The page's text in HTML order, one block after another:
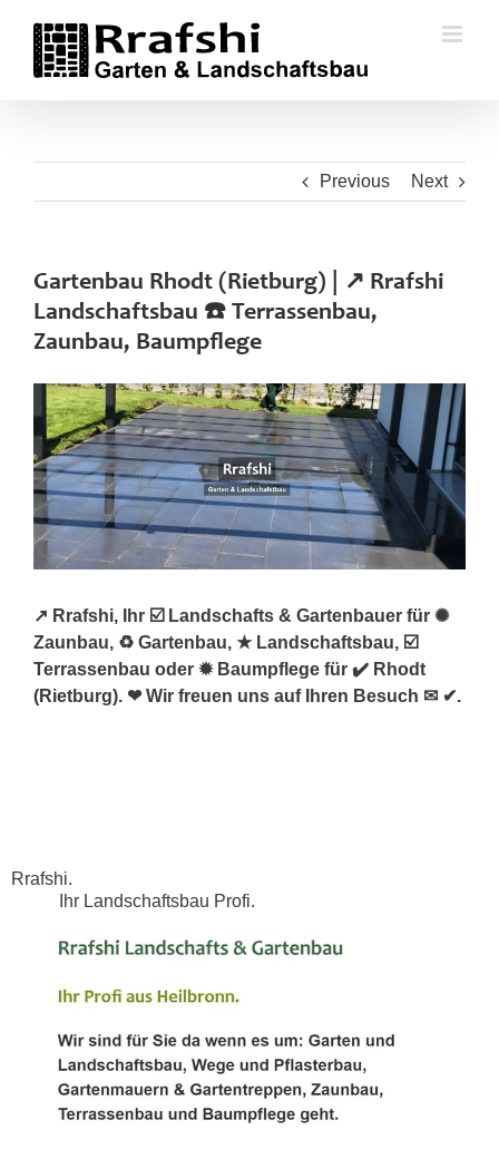
content
Previous Next
Gartenbau Rhodt (Rietburg) | ↗️ Rrafshi
Landschaftsbau ☎️ Terrassenbau,
Zaunbau, Baumpflege
↗️ Rrafshi, Ihr ☑️ Landschafts & Gartenbauer für ✺
Zaunbau, ♻ Gartenbau, ★ Landschaftsbau, ☑️
Terrassenbau oder ✹ Baumpflege für ✔️ Rhodt
(Rietburg). ❤ Wir freuen uns auf Ihren Besuch ✉ ✔.
Rrafshi.
Ihr Landschaftsbau Profi.